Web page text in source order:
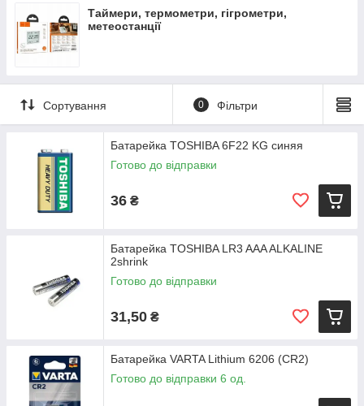
Таймери, термометри, гігрометри,
метеостанції
Сортування 0 Фільтри
Батарейка TOSHIBA 6F22 KG синяя
Готово до відправки
36 ₴
Батарейка TOSHIBA LR3 AAA ALKALINE
2shrink
Готово до відправки
31,50 ₴
Батарейка VARTA Lithium 6206 (CR2)
Готово до відправки 6 од.